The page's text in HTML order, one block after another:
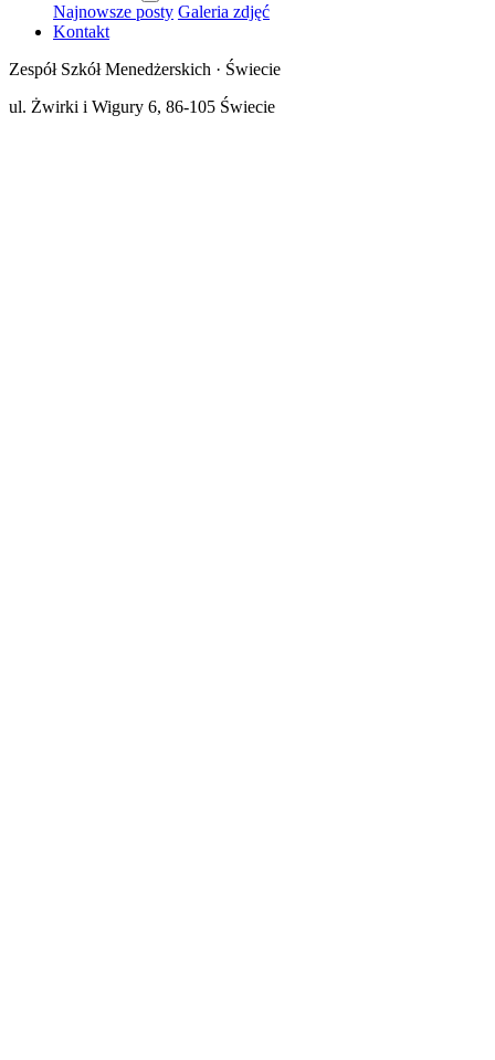
Najnowsze posty Galeria zdjęć
Kontakt
Zespół Szkół Menedżerskich · Świecie
ul. Żwirki i Wigury 6, 86-105 Świecie